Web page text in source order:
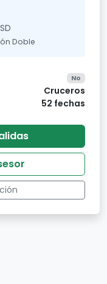
Doble
No
Cruceros
52 fechas